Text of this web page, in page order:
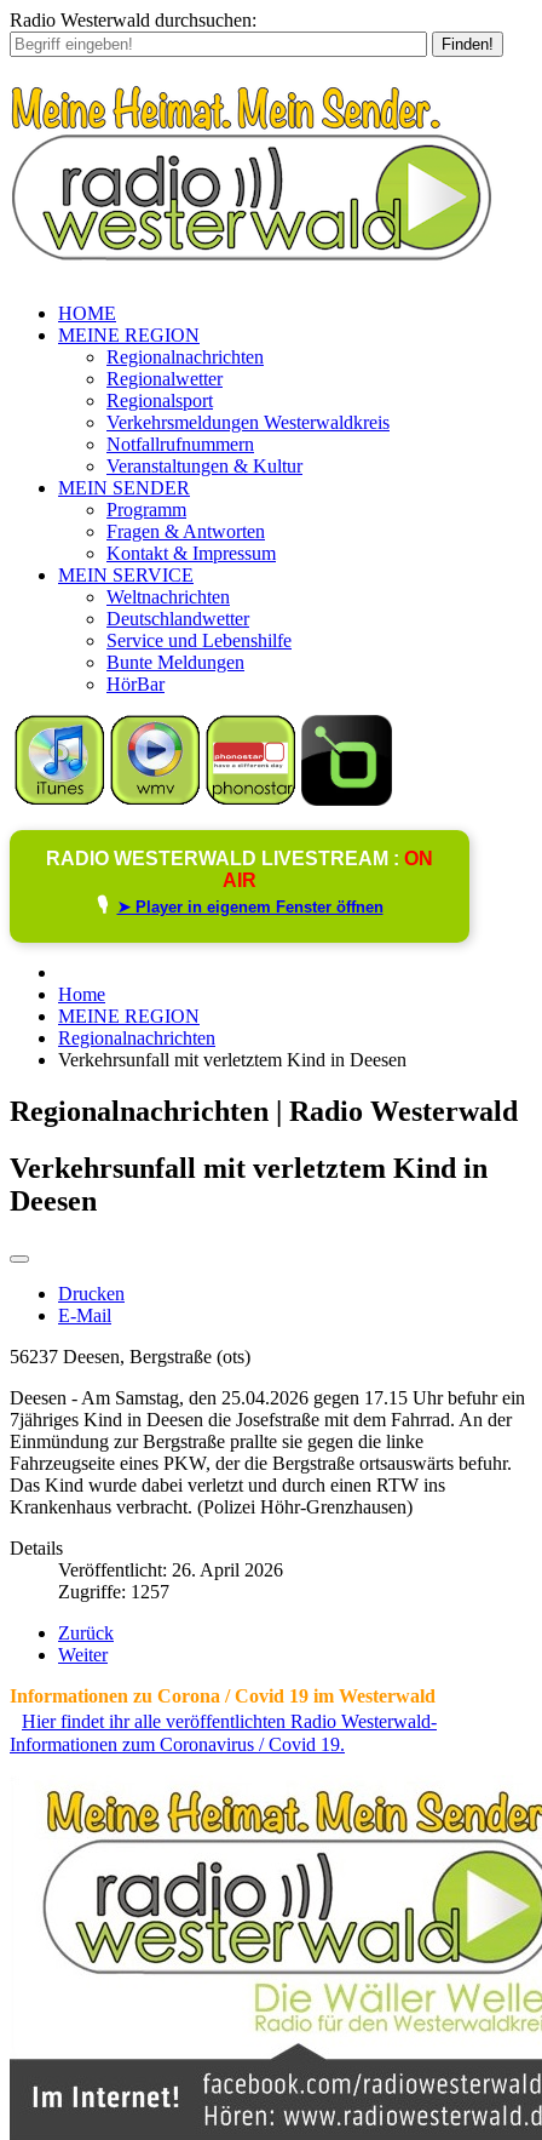
Radio Westerwald durchsuchen:
Finden!
HOME
MEINE REGION
Regionalnachrichten
Regionalwetter
Regionalsport
Verkehrsmeldungen Westerwaldkreis
Notfallrufnummern
Veranstaltungen & Kultur
MEIN SENDER
Programm
Fragen & Antworten
Kontakt & Impressum
MEIN SERVICE
Weltnachrichten
Deutschlandwetter
Service und Lebenshilfe
Bunte Meldungen
HörBar
RADIO WESTERWALD LIVESTREAM : ON
AIR
🎙️ ➤ Player in eigenem Fenster öffnen
Home
MEINE REGION
Regionalnachrichten
Verkehrsunfall mit verletztem Kind in Deesen
Regionalnachrichten | Radio Westerwald
Verkehrsunfall mit verletztem Kind in
Deesen
Drucken
E-Mail
56237 Deesen, Bergstraße (ots)
Deesen - Am Samstag, den 25.04.2026 gegen 17.15 Uhr befuhr ein
7jähriges Kind in Deesen die Josefstraße mit dem Fahrrad. An der
Einmündung zur Bergstraße prallte sie gegen die linke
Fahrzeugseite eines PKW, der die Bergstraße ortsauswärts befuhr.
Das Kind wurde dabei verletzt und durch einen RTW ins
Krankenhaus verbracht. (Polizei Höhr-Grenzhausen)
Details
Veröffentlicht: 26. April 2026
Zugriffe: 1257
Zurück
Weiter
Informationen zu Corona / Covid 19 im Westerwald
Hier findet ihr alle veröffentlichten Radio Westerwald-
Informationen zum Coronavirus / Covid 19.